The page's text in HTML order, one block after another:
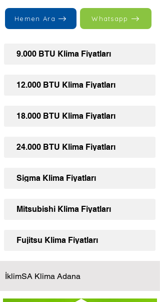
Hemen Ara Whatsapp
9.000 BTU Klima Fiyatları
12.000 BTU Klima Fiyatları
18.000 BTU Klima Fiyatları
24.000 BTU Klima Fiyatları
Sigma Klima Fiyatları
Mitsubishi Klima Fiyatları
Fujitsu Klima Fiyatları
İklimSA Klima Adana